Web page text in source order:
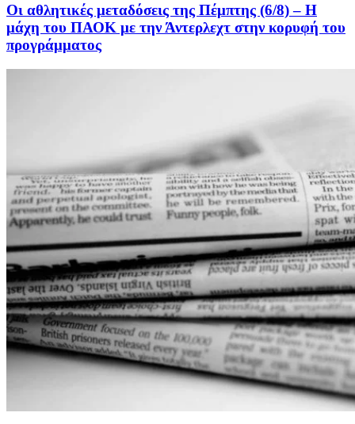
Οι αθλητικές μεταδόσεις της Πέμπτης (6/8) – Η
μάχη του ΠΑΟΚ με την Άντερλεχτ στην κορυφή του
προγράμματος